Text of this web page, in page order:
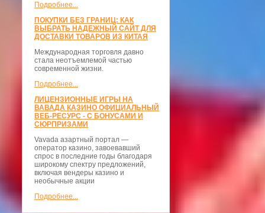
Подробнее...
ПОКУПКИ БЕЗ ГРАНИЦ: КАК
ВЫБРАТЬ НАДЕЖНЫЙ САЙТ ДЛЯ
ДОСТАВКИ ТОВАРОВ ИЗ КИТАЯ
Международная торговля давно
стала неотъемлемой частью
современной жизни.
Подробнее...
ЛИЦЕНЗИОННЫЕ ИГРЫ НА
ВАВАДА КАЗИНО ОФИЦИАЛЬНЫЙ
ВЕБ-РЕСУРС - С БОНУСАМИ И
СЮРПРИЗАМИ
Vavada азартный портал —
оператор казино, завоевавший
спрос в последние годы благодаря
широкому спектру предложений,
включая вендеры казино и
необычные акции
Подробнее...